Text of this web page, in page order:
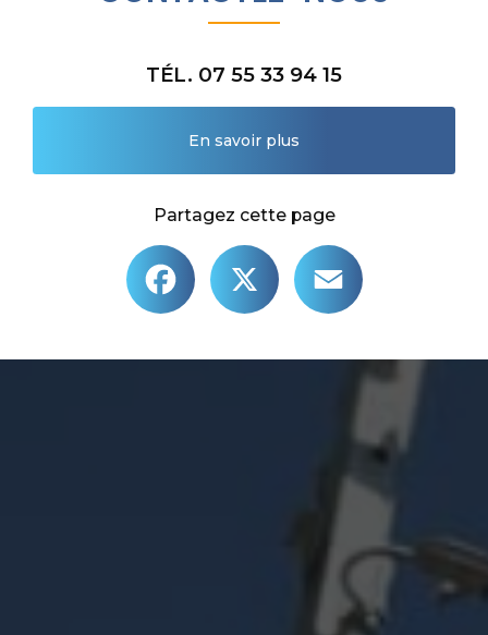
TÉL. 07 55 33 94 15
En savoir plus
Partagez cette page
Facebook